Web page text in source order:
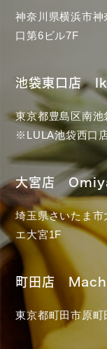
神奈川県横浜市
口第6ビル7F
池袋東口店
東京都豊島区南
※LULA池袋西口
大宮店
埼玉県さいたま
エ大宮1F
町田店
東京都町田市原